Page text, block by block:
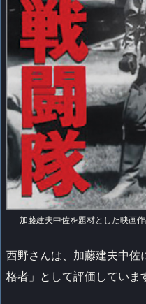
加藤建夫中佐を題材とした映画
西野さんは、加藤建夫中佐
格者」として評価していま